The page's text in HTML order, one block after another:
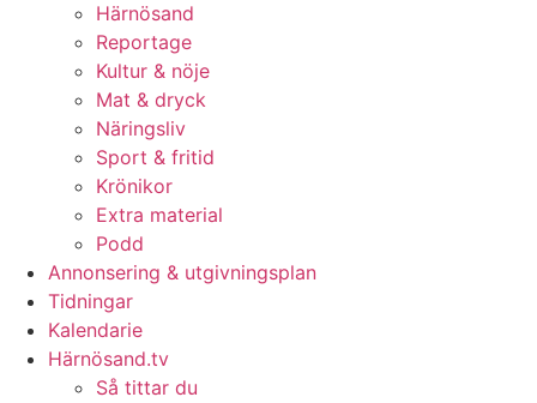
Härnösand
Reportage
Kultur & nöje
Mat & dryck
Näringsliv
Sport & fritid
Krönikor
Extra material
Podd
Annonsering & utgivningsplan
Tidningar
Kalendarie
Härnösand.tv
Så tittar du